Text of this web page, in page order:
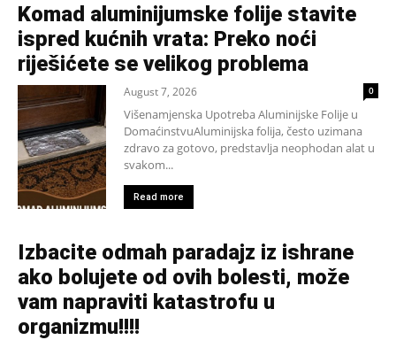
Komad aluminijumske folije stavite
ispred kućnih vrata: Preko noći
riješićete se velikog problema
August 7, 2026 0
Višenamjenska Upotreba Aluminijske Folije u
DomaćinstvuAluminijska folija, često uzimana
zdravo za gotovo, predstavlja neophodan alat u
svakom...
Read more
Izbacite odmah paradajz iz ishrane
ako bolujete od ovih bolesti, može
vam napraviti katastrofu u
organizmu!!!!